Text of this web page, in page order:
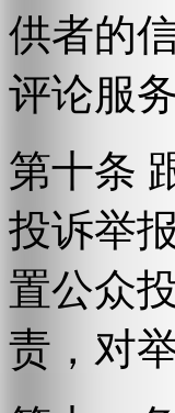
供者的
评论服
第十条
投诉举
置公众
责，对